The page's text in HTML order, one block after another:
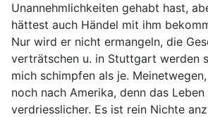
Unannehmlichkeiten gehabt hast,
hättest auch Händel mit ihm
Nur wird er nicht ermangeln, die
verträtschen u. in Stuttgart werden
mich schimpfen als je.
noch nach Amerika, denn das
verdriesslicher. Es ist rein Nichte